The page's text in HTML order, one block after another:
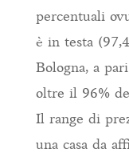
percentuali
è in testa
Bologna, a
oltre il 96%
Il range di
una casa da